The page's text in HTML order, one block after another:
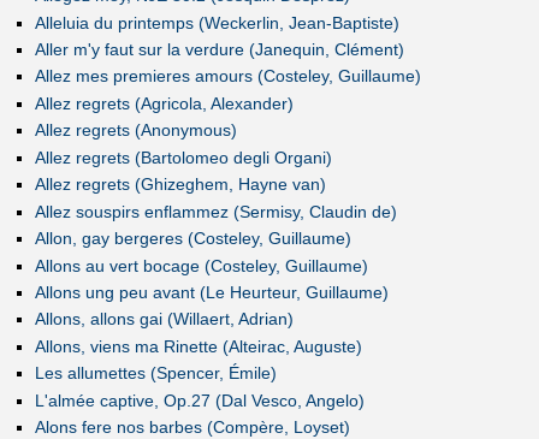
Alleluia du printemps (Weckerlin, Jean-Baptiste)
Aller m'y faut sur la verdure (Janequin, Clément)
Allez mes premieres amours (Costeley, Guillaume)
Allez regrets (Agricola, Alexander)
Allez regrets (Anonymous)
Allez regrets (Bartolomeo degli Organi)
Allez regrets (Ghizeghem, Hayne van)
Allez souspirs enflammez (Sermisy, Claudin de)
Allon, gay bergeres (Costeley, Guillaume)
Allons au vert bocage (Costeley, Guillaume)
Allons ung peu avant (Le Heurteur, Guillaume)
Allons, allons gai (Willaert, Adrian)
Allons, viens ma Rinette (Alteirac, Auguste)
Les allumettes (Spencer, Émile)
L'almée captive, Op.27 (Dal Vesco, Angelo)
Alons fere nos barbes (Compère, Loyset)